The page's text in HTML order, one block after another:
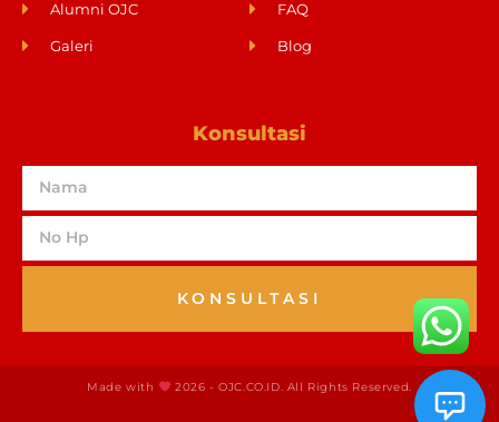
Alumni OJC
Galeri
FAQ
Blog
Konsultasi
KONSULTASI
Made with 2026 - OJC.CO.ID. All Rights Reserved.